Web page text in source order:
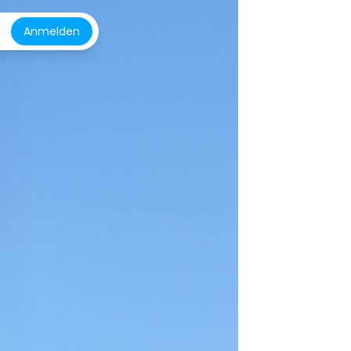
Anmelden